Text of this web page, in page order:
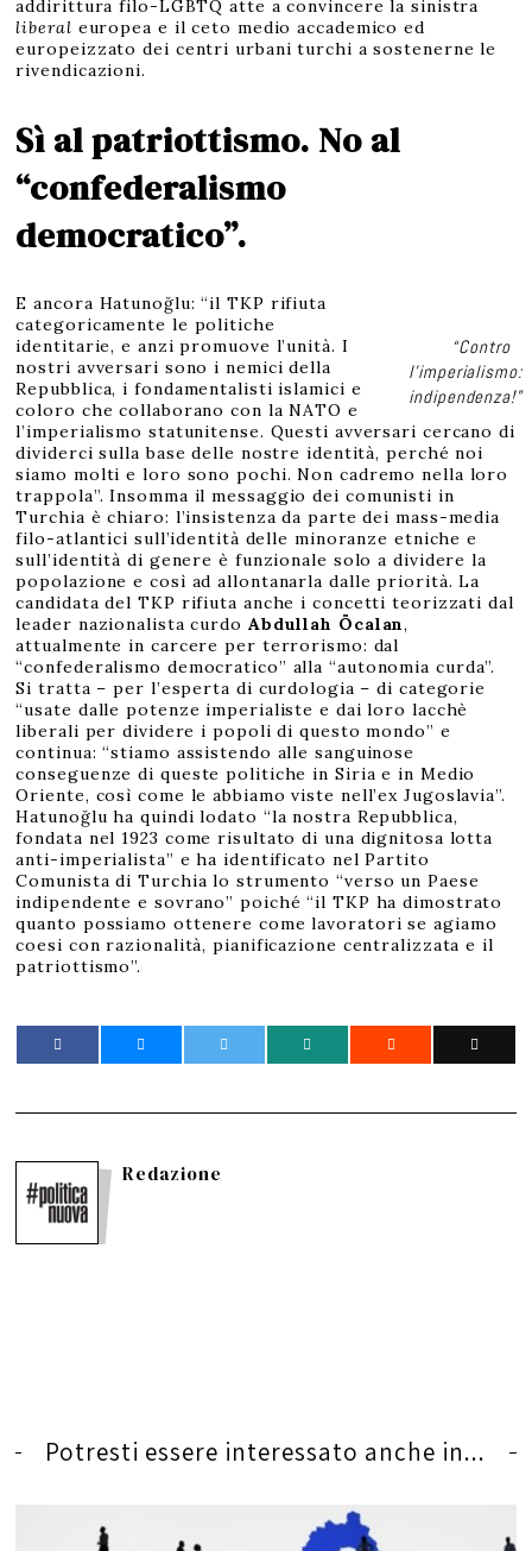
addirittura filo-LGBTQ atte a convincere la sinistra
liberal europea e il ceto medio accademico ed
europeizzato dei centri urbani turchi a sostenerne le
rivendicazioni.
Sì al patriottismo. No al
“confederalismo
democratico”.
“Contro
l’imperialismo:
indipendenza!”
E ancora Hatunoğlu: “il TKP rifiuta
categoricamente le politiche
identitarie, e anzi promuove l’unità. I
nostri avversari sono i nemici della
Repubblica, i fondamentalisti islamici e
coloro che collaborano con la NATO e
l’imperialismo statunitense. Questi avversari cercano di
dividerci sulla base delle nostre identità, perché noi
siamo molti e loro sono pochi. Non cadremo nella loro
trappola”. Insomma il messaggio dei comunisti in
Turchia è chiaro: l’insistenza da parte dei mass-media
filo-atlantici sull’identità delle minoranze etniche e
sull’identità di genere è funzionale solo a dividere la
popolazione e così ad allontanarla dalle priorità. La
candidata del TKP rifiuta anche i concetti teorizzati dal
leader nazionalista curdo Abdullah Öcalan,
attualmente in carcere per terrorismo: dal
“confederalismo democratico” alla “autonomia curda”.
Si tratta – per l’esperta di curdologia – di categorie
“usate dalle potenze imperialiste e dai loro lacchè
liberali per dividere i popoli di questo mondo” e
continua: “stiamo assistendo alle sanguinose
conseguenze di queste politiche in Siria e in Medio
Oriente, così come le abbiamo viste nell’ex Jugoslavia”.
Hatunoğlu ha quindi lodato “la nostra Repubblica,
fondata nel 1923 come risultato di una dignitosa lotta
anti-imperialista” e ha identificato nel Partito
Comunista di Turchia lo strumento “verso un Paese
indipendente e sovrano” poiché “il TKP ha dimostrato
quanto possiamo ottenere come lavoratori se agiamo
coesi con razionalità, pianificazione centralizzata e il
patriottismo”.
Redazione
Potresti essere interessato anche in...